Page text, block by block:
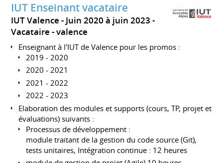
IUT Enseinant vacataire
IUT Valence
Juin 2020 à juin 2023
Vacataire
valence
Enseignant à l'IUT de Valence pour les promos :
2019 - 2020
2020 - 2021
2021 - 2022
2022 - 2023
Elaboration des modules et supports (cours, TP, projet et
évaluations) suivants :
Processus de développement :
module traitant de la gestion du code source (Git),
tests unitaires, Intégration continue : 12 heures